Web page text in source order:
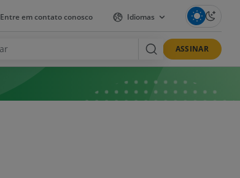
Entre em contato conosco Idiomas
ASSINAR